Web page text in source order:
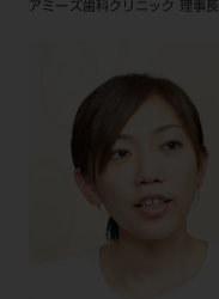
アミーズ歯科クリニック 理事長